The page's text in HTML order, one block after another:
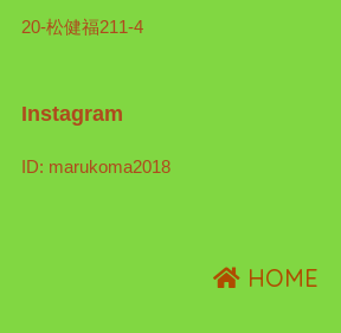
20-松健福211-4
Instagram
ID: marukoma2018
HOME